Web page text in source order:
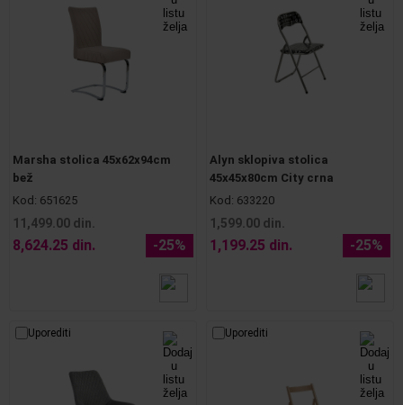
Marsha stolica 45x62x94cm
bež
Kod: 651625
11,499.00 din.
8,624.25 din. -25%
Alyn sklopiva stolica
45x45x80cm City crna
Kod: 633220
1,599.00 din.
1,199.25 din. -25%
Uporediti Uporediti